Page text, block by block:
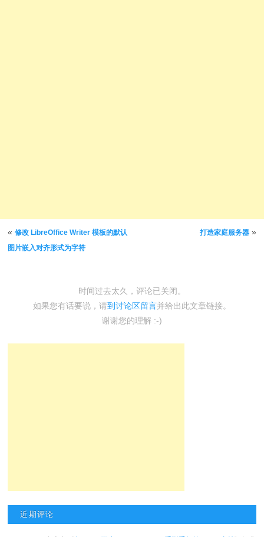
文章导航
«修改 LibreOffice Writer 模板的默认
图片嵌入对齐形式为字符
打造家庭服务器»
时间过去太久，评论已关闭。
如果您有话要说，请到讨论区留言并给出此文章链接。
谢谢您的理解 :-)
近期评论